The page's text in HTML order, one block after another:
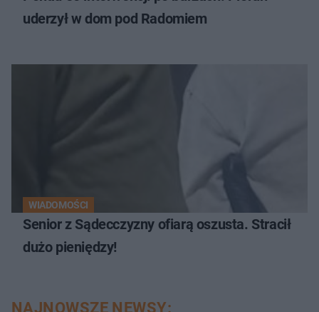
uderzył w dom pod Radomiem
WIADOMOŚCI
Senior z Sądecczyzny ofiarą oszusta. Stracił
dużo pieniędzy!
NAJNOWSZE NEWSY: